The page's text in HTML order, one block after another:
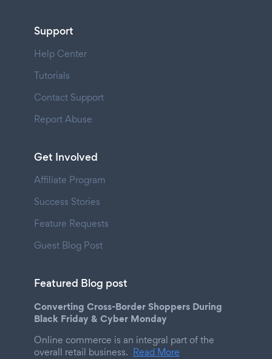
Support
Help Center
Tutorials
Contact Support
Report Abuse
Get Involved
Affiliate Program
Success Stories
Feature Requests
Guest Blog Post
Featured Blog post
Converting Cross-Border Shoppers During
Black Friday & Cyber Monday
Online commerce is an integral part of the
overall retail business. Read More